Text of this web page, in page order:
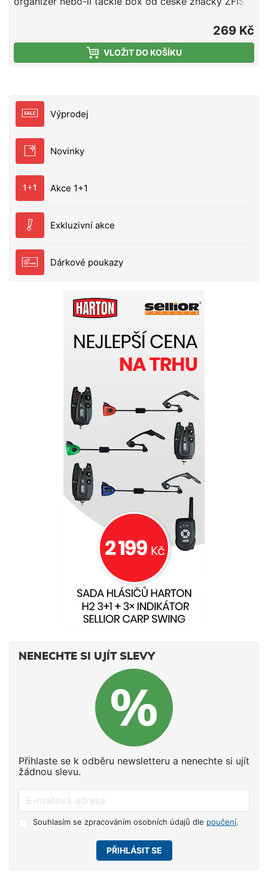
Výprodej
Novinky
Akce 1+1
Exkluzivní akce
Dárkové poukazy
NENECHTE SI UJÍT SLEVY
Přihlaste se k odběru newsletteru a nenechte si ujít
žádnou slevu.
Souhlasím se zpracováním osobních údajů dle poučení.
PŘIHLÁSIT SE
ZFS. Rozdíl spočívá ve spodní části, do které jsme
umístili velkou plochu pro připevnění hotových
návazců v délce až 21cm. Bezpečné uzavírání, nebo
nechtěné otevření zajišťují dva zavírací klipy a velice
také funguje jako organizér a disponuje 21-ti
menšími samostatně uzavíratelnými přihrádkami s
pro co sáhnout. Jednoduchý a čistý design se
zkosenými a oblými hranami nejen skvěle vypadá,
mnohem příjemnější. Výborný dojem už jen podtrhují
odolné materiály a komponenty ve velmi elegantním,
temně olivově zeleném provedení. Díky svým
rozměrům se jedná o kompaktní box vhodný na
kratší kaprařské nebo feeder vycházky do menších
batohů. Kvalitní, kompaktní a praktický tackle
box/organizér. Spodní část s prostornou plochou
pro připevnění hotových montáží Samotné víko
menšími samostatně uzavíratelnými přihrádkami
Bezpečné uzavírání, nebo nechtěné otevření zajišťují
dva zavírací klipy a velice pevné panty Moderní a
čistý design v kombinaci s kvalitními materiály a
komponenty v temně olivově zeleném provedení
Celkové rozměry: 240 x 120 x 40 mm
269 Kč
VLOŽIT DO KOŠÍKU